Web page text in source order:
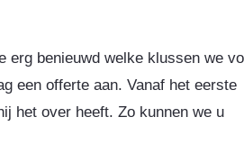
erg benieuwd welke klussen we
een offerte aan. Vanaf het eerste
het over heeft. Zo kunnen we u